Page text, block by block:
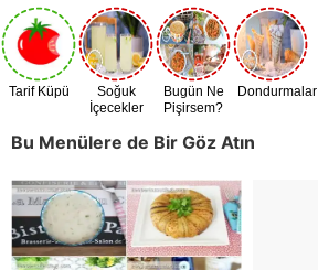
Tarif Küpü
Soğuk
İçecekler
Bugün Ne
Pişirsem?
Dondurmalar
Bu Menülere de Bir Göz Atın